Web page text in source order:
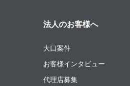
法人のお客様へ
大口案件
お客様インタビュー
代理店募集